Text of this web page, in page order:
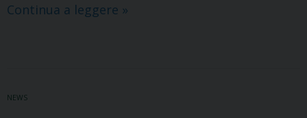
Continua a leggere Don
»
NEWS